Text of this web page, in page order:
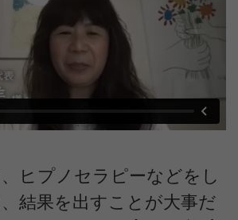
ヒプノセラピーなどをし
結果を出すことが大事だ